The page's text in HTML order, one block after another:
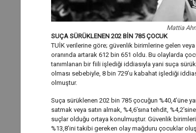
Mattia
SUÇA SÜRÜKLENEN 202 BİN 785 ÇOCUK
TUİK verilerine göre; güvenlik birimlerine gelen veya
oranında artarak 612 bin 651 oldu. Bu olaylarda
tanımlanan bir fiili işlediği iddiasıyla yani suça
olması sebebiyle, 8 bin 729’u kabahat işlediği
olmuştur.
Suça sürüklenen 202 bin 785 çocuğun %40,4’üne
satmak veya satın almak, %4,6’sına tehdit,
suçlar olduğu ortaya konulmuştur. Güvenlik
%13,8’ini takibi gereken olay mağduru çocuklar